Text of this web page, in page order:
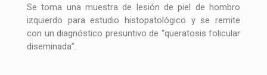
Se toma una muestra de lesión de piel de hombro
izquierdo para estudio histopatológico y se remite
con un diagnóstico presuntivo de “queratosis folicular
diseminada”.